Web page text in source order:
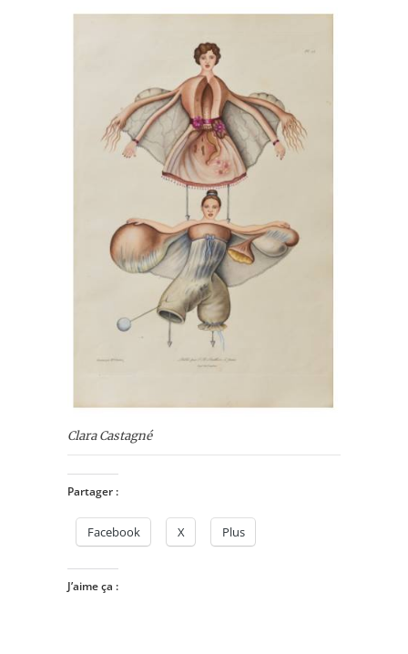
Clara Castagné
Partager :
Facebook X Plus
J’aime ça :